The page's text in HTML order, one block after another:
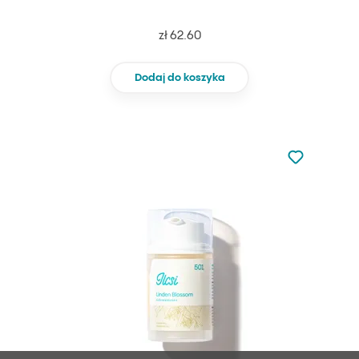
zł 62.60
Dodaj do koszyka
Nie dodano
Dodaj do